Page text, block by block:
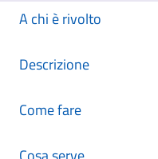
A chi è rivolto
Descrizione
Come fare